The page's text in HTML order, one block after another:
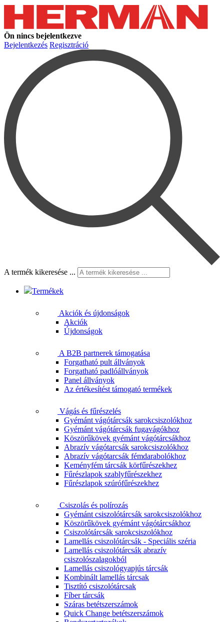
Ön nincs bejelentkezve
Bejelentkezés Regisztráció
A termék kikeresése ...
Termékek
Akciók és újdonságok
Akciók
Újdonságok
A B2B partnerek támogatása
Forgatható pult állványok
Forgatható padlóállványok
Panel állványok
Az értékesítést támogató termékek
Vágás és fűrészelés
Gyémánt vágótárcsák sarokcsiszolókhoz
Gyémánt vágótárcsák fugavágókhoz
Köszörűkövek gyémánt vágótárcsákhoz
Abrazív vágótarcsák sarokcsiszolókhoz
Abrazív vágótarcsák fémdarabolókhoz
Keményfém tárcsák körfűrészekhez
Fűrészlapok szablyfűrészekhez
Fűrészlapok szúrófűrészekhez
Csiszolás és polírozás
Gyémánt csiszolótárcsák sarokcsiszolókhoz
Köszörűkövek gyémánt vágótárcsákhoz
Csiszolótárcsák sarokcsiszolókhoz
Lamellás csiszolótárcsák - Speciális széria
Lamellás csiszolótárcsák abrazív
csiszolószalagokból
Lamellás csiszológyapjús tárcsák
Kombinált lamellás tárcsak
Tisztító csiszolótárcsak
Fíber tárcsák
Száras betétszerszámok
Quick Change betétszerszámok